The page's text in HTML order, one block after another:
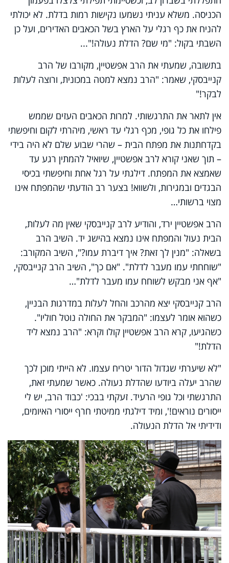
הכניסה. משלא עניתי נשמעו נקישות רמות בדלת. לא יכולתי
להניח את כף רגלי על הארץ בשל הכאבים האדירים, ועל כן
השבתי בקול: "מי שם? הדלת נעולה!"...
בתשובה, שמעתי את הרב אפשטיין, מקורבו של הרב
קנייבסקי, שאמר: "הרב נמצא למטה במכונית, ורוצה לעלות
לבקר!"
אין לתאר את התרגשותי. למרות הכאבים העזים שממש
פילחו את כל גופי, מכף רגלי עד ראשי, מיהרתי לקום וחיפשתי
בקדחתנות את מפתח הבית – שהרי שבוע שלם לא היה בידי
– תוך שאני קורא לרב אפשטיין, שיואיל להמתין רגע עד
שאמצא את המפתח. דילגתי על רגל אחת וחיפשתי בכיסי
הבגדים ובמגירות, ולשווא! בצער רב הודעתי שהמפתח אינו
מצוי ברשותי…
הרב אפשטיין ירד, והודיע לרב קנייבסקי שאין מה לעלות,
הבית נעול והמפתח אינו נמצא בהישג יד. השיב הרב
בשאלה: "מנין לך זאת? איך דיברת עמו?", השיב המקורב:
"שוחחתי עמו מעבר לדלת". "אם כך", השיב הרב קנייבסקי,
"אף אני מבקש לשוחח עמו מעבר לדלת"…
הרב קנייבסקי יצא מהרכב והחל לעלות במדרגות הבניין,
כשהוא אומר לעצמו: "המבקר את החולה נוטל חוליו".
כשהגיעו, קרא הרב אפשטיין קולו וקרא: "הרב נמצא ליד
הדלת!"
"לא שיערתי שגדול הדור יטריח עצמו. לא הייתי מוכן לכך
שהרב יעלה ביודעו שהדלת נעולה. כאשר שמעתי זאת,
התרגשתי וכל גופי הרעיד. זעקתי בבכי: 'כבוד הרב, יש לי
ייסורים נוראים!', ומיד דילגתי ממיטתי חרף ייסורי האיומים,
ודידיתי אל הדלת הנעולה.